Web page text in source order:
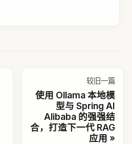
较旧一篇
使用 Ollama 本地模
型与 Spring AI
Alibaba 的强强结
合，打造下一代 RAG
应用